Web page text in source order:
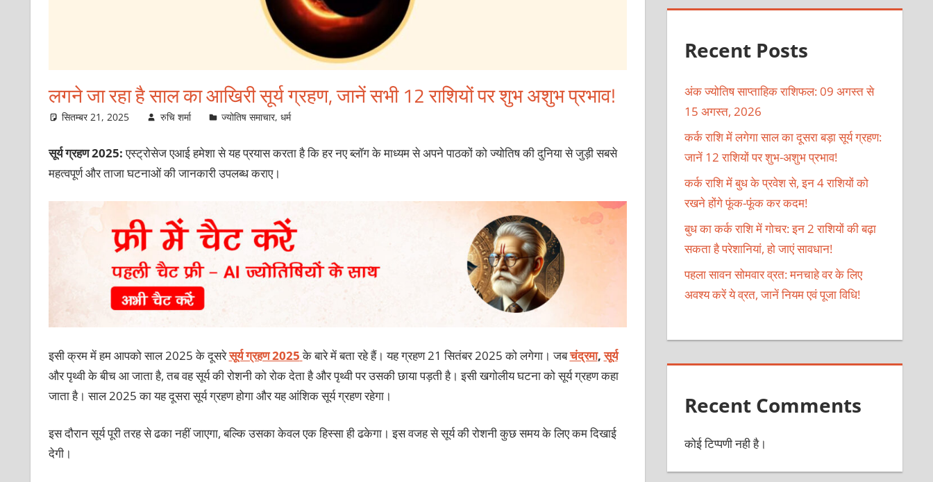
लगने जा रहा है साल का आखिरी सूर्य ग्रहण, जानें सभी 12 राशियों पर शुभ अशुभ प्रभाव!
सितम्बर 21, 2025 रुचि शर्मा ज्योतिष समाचार,धर्म
सूर्य ग्रहण 2025:एस्ट्रोसेज एआई हमेशा से यह प्रयास करता है कि हर नए ब्लॉग के माध्यम से अपने पाठकों को ज्योतिष की दुनिया से जुड़ी सबसे
महत्वपूर्ण और ताजा घटनाओं की जानकारी उपलब्ध कराए।
इसी क्रम में हम आपको साल 2025 के दूसरेसूर्य ग्रहण 2025के बारे में बता रहे हैं। यह ग्रहण 21 सितंबर 2025 को लगेगा। जबचंद्रमा,सूर्य
और पृथ्वी के बीच आ जाता है, तब वह सूर्य की रोशनी को रोक देता है और पृथ्वी पर उसकी छाया पड़ती है। इसी खगोलीय घटना को सूर्य ग्रहण कहा
जाता है। साल 2025 का यह दूसरा सूर्य ग्रहण होगा और यह आंशिक सूर्य ग्रहण रहेगा।
इस दौरान सूर्य पूरी तरह से ढका नहीं जाएगा, बल्कि उसका केवल एक हिस्सा ही ढकेगा। इस वजह से सूर्य की रोशनी कुछ समय के लिए कम दिखाई
देगी।
Recent Posts
अंक ज्योतिष साप्ताहिक राशिफल: 09 अगस्त से
15 अगस्त, 2026
कर्क राशि में लगेगा साल का दूसरा बड़ा सूर्य ग्रहण:
जानें 12 राशियों पर शुभ-अशुभ प्रभाव!
कर्क राशि में बुध के प्रवेश से, इन 4 राशियों को
रखने होंगे फूंक-फूंक कर कदम!
बुध का कर्क राशि में गोचर: इन 2 राशियों की बढ़ा
सकता है परेशानियां, हो जाएं सावधान!
पहला सावन सोमवार व्रत: मनचाहे वर के लिए
अवश्य करें ये व्रत, जानें नियम एवं पूजा विधि!
Recent Comments
कोई टिप्पणी नही है।